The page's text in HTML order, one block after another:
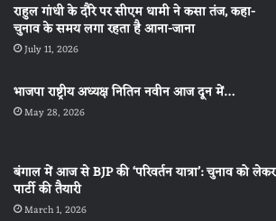
राहुल गांधी के दौरे पर सीएम धामी ने कसा तंज, कहा-
चुनाव के समय लगा रहता है आना-जाना
July 11, 2026
भाजपा राष्ट्रीय अध्यक्ष नितिन नवीन आज दून में…
May 28, 2026
बंगाल में आज से BJP की ‘परिवर्तन यात्रा’: चुनाव को लेकर
पार्टी की तैयारी
March 1, 2026